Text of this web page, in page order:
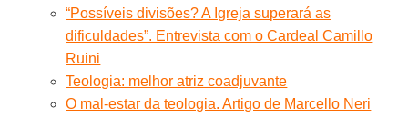
“Possíveis divisões? A Igreja superará as
dificuldades”. Entrevista com o Cardeal Camillo
Ruini
Teologia: melhor atriz coadjuvante
O mal-estar da teologia. Artigo de Marcello Neri